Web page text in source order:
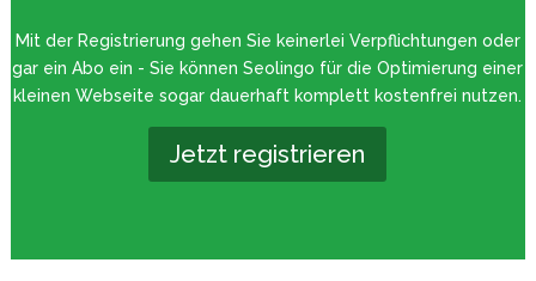
Mit der Registrierung gehen Sie keinerlei Verpflichtungen oder
gar ein Abo ein - Sie können Seolingo für die Optimierung einer
kleinen Webseite sogar dauerhaft komplett kostenfrei nutzen.
Jetzt registrieren